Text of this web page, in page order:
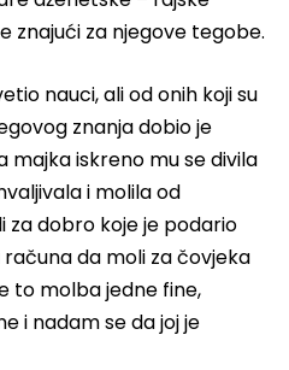
znajući za njegove tegobe.
nauci, ali od onih koji su
znanja dobio je
majka iskreno mu se divila
i molila od
za dobro koje je podario
da moli za čovjeka
to molba jedne fine,
i nadam se da joj je